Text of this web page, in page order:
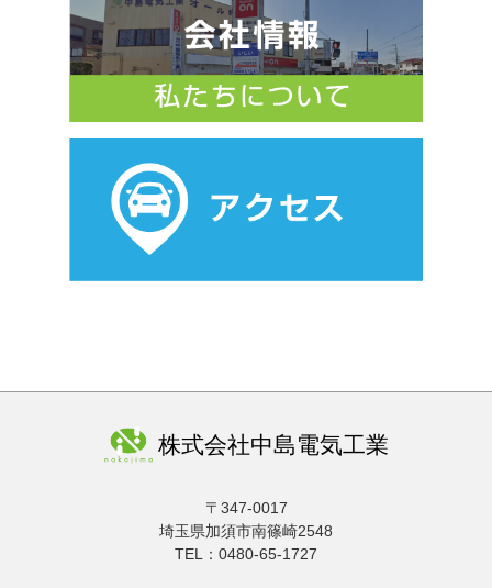
2026.03.25 お知らせ
2026年4月休業日のお知らせ
【タカラスタンダード】春の大利根マルシェのお知らせ
お知らせ
2026年3月休業日のお知らせ
お知らせ
お知らせ
株式会社中島電気工業
〒347-0017
埼玉県加須市南篠崎2548
TEL：0480-65-1727